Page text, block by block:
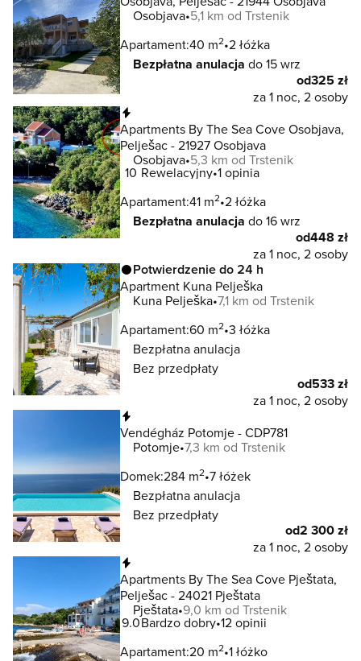
Osobjava 5,1 km od Trstenik
Apartament:40 m2 2 łóżka
Bezpłatna anulacja do 15 wrz
od325 zł
za 1 noc, 2 osoby
Apartments By The Sea Cove Osobjava,
Pelješac - 21927 Osobjava
Osobjava 5,3 km od Trstenik
10 Rewelacyjny 1 opinia
Apartament:41 m2 2 łóżka
Bezpłatna anulacja do 16 wrz
od448 zł
za 1 noc, 2 osoby
Potwierdzenie do 24 h
Apartment Kuna Pelješka
Kuna Pelješka 7,1 km od Trstenik
Apartament:60 m2 3 łóżka
Bezpłatna anulacja
Bez przedpłaty
od533 zł
za 1 noc, 2 osoby
Vendégház Potomje - CDP781
Potomje 7,3 km od Trstenik
Domek:284 m2 7 łóżek
Bezpłatna anulacja
Bez przedpłaty
od2 300 zł
za 1 noc, 2 osoby
Apartments By The Sea Cove Pještata,
Pelješac - 24021 Pještata
Pještata 9,0 km od Trstenik
9.0Bardzo dobry 12 opinii
Apartament:20 m2 1 łóżko